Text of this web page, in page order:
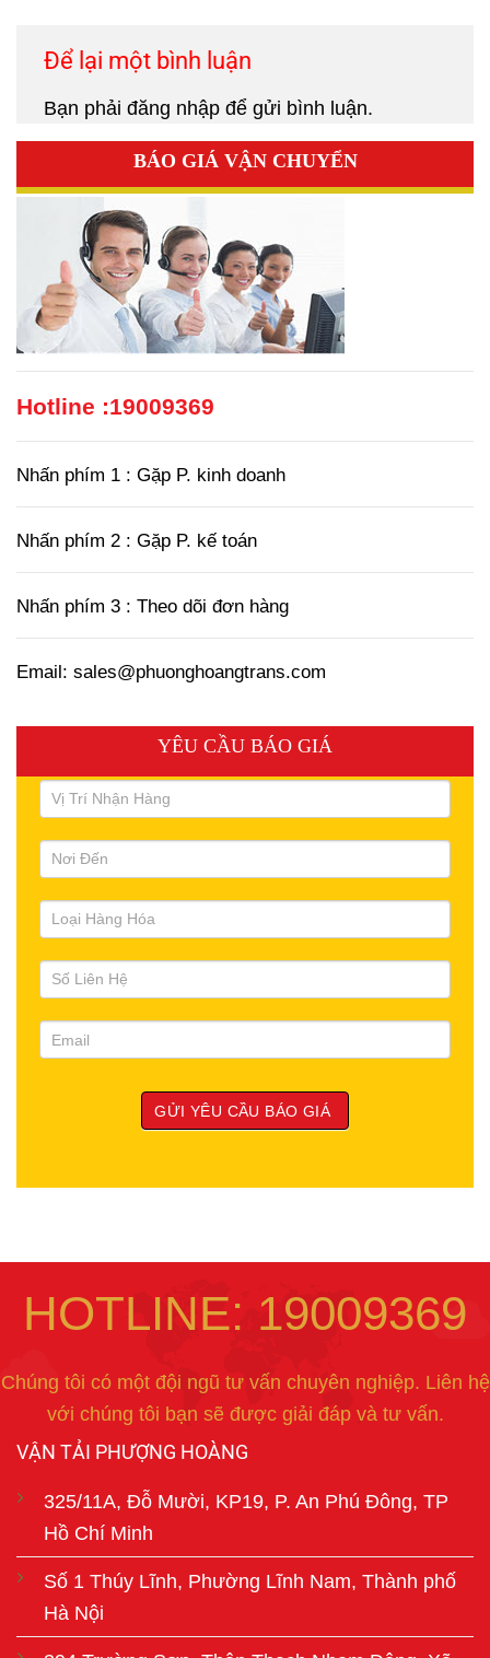
Để lại một bình luận
Bạn phải đăng nhập để gửi bình luận.
BÁO GIÁ VẬN CHUYỂN
Hotline :19009369
Nhấn phím 1 : Gặp P. kinh doanh
Nhấn phím 2 : Gặp P. kế toán
Nhấn phím 3 : Theo dõi đơn hàng
Email: sales@phuonghoangtrans.com
YÊU CẦU BÁO GIÁ
HOTLINE: 19009369
Chúng tôi có một đội ngũ tư vấn chuyên nghiệp. Liên hệ
với chúng tôi bạn sẽ được giải đáp và tư vấn.
VẬN TẢI PHƯỢNG HOÀNG
325/11A, Đỗ Mười, KP19, P. An Phú Đông, TP
Hồ Chí Minh
Số 1 Thúy Lĩnh, Phường Lĩnh Nam, Thành phố
Hà Nội